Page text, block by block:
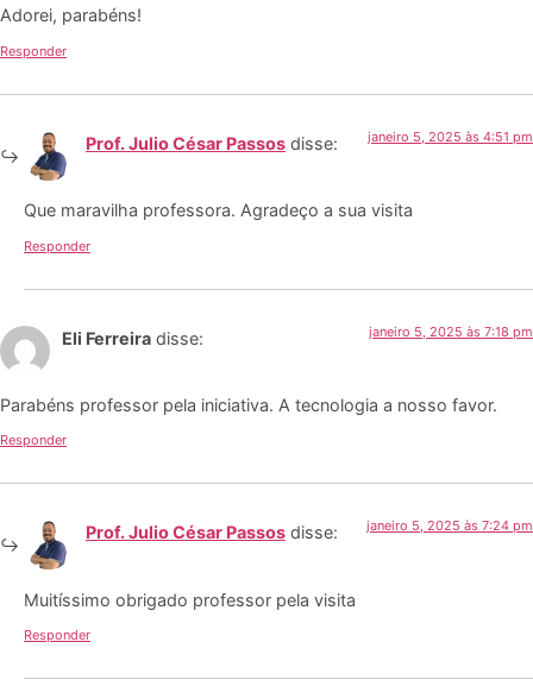
Adorei, parabéns!
Responder
Prof. Julio César Passos disse: janeiro 5, 2025 às 4:51 pm
Que maravilha professora. Agradeço a sua visita
Responder
Eli Ferreira disse: janeiro 5, 2025 às 7:18 pm
Parabéns professor pela iniciativa. A tecnologia a nosso favor.
Responder
Prof. Julio César Passos disse: janeiro 5, 2025 às 7:24 pm
Muitíssimo obrigado professor pela visita
Responder